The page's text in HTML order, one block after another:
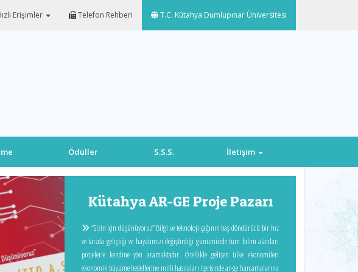
Erişimler Telefon Rehberi T.C. Kütahya Dumlupınar Üniversitesi
Ödüller S.S.S. İletişim
Kütahya AR-GE Proje Pazarı
‘’Sizin için düşünüyoruz’’ Bilgi ve teknoloji çağının baş döndürücü bir hız
ve tarzda geliştiği ve hayatımızı değiştirdiği günümüzde tüm bilim alanları
projelerle kendine yön aramaktadır. Özellikle gelişen ülke ekonomileri
ekonomik büyüme hedeflerine milli hasılaları içerisinde ar-ge harcamalarına
Next